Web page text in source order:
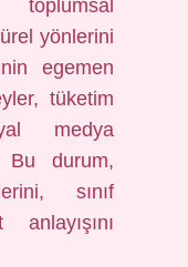
yönlerini
egemen
tüketim
medya
Bu durum,
sınıf